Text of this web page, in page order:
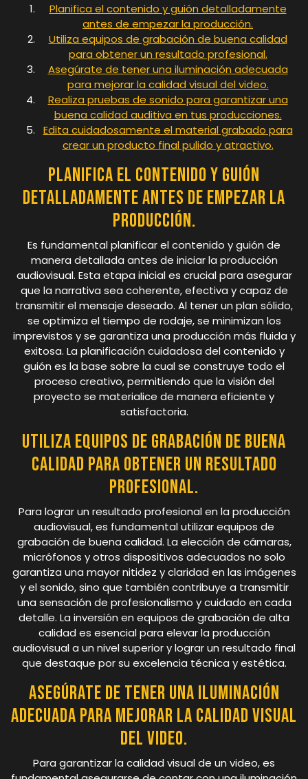
Planifica el contenido y guión detalladamente
antes de empezar la producción.
Utiliza equipos de grabación de buena calidad
para obtener un resultado profesional.
Asegúrate de tener una iluminación adecuada
para mejorar la calidad visual del video.
Realiza pruebas de sonido para garantizar una
buena calidad auditiva en tus producciones.
Edita cuidadosamente el material grabado para
crear un producto final pulido y atractivo.
Planifica el contenido y guión
detalladamente antes de empezar la
producción.
Es fundamental planificar el contenido y guión de
manera detallada antes de iniciar la producción
audiovisual. Esta etapa inicial es crucial para asegurar
que la narrativa sea coherente, efectiva y capaz de
transmitir el mensaje deseado. Al tener un plan sólido,
se optimiza el tiempo de rodaje, se minimizan los
imprevistos y se garantiza una producción más fluida y
exitosa. La planificación cuidadosa del contenido y
guión es la base sobre la cual se construye todo el
proceso creativo, permitiendo que la visión del
proyecto se materialice de manera eficiente y
satisfactoria.
Utiliza equipos de grabación de buena
calidad para obtener un resultado
profesional.
Para lograr un resultado profesional en la producción
audiovisual, es fundamental utilizar equipos de
grabación de buena calidad. La elección de cámaras,
micrófonos y otros dispositivos adecuados no solo
garantiza una mayor nitidez y claridad en las imágenes
y el sonido, sino que también contribuye a transmitir
una sensación de profesionalismo y cuidado en cada
detalle. La inversión en equipos de grabación de alta
calidad es esencial para elevar la producción
audiovisual a un nivel superior y lograr un resultado final
que destaque por su excelencia técnica y estética.
Asegúrate de tener una iluminación
adecuada para mejorar la calidad visual
del video.
Para garantizar la calidad visual de un video, es